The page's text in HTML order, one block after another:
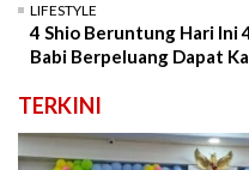
LIFESTYLE
4 Shio Beruntung Hari Ini
Babi Berpeluang Dapat
TERKINI